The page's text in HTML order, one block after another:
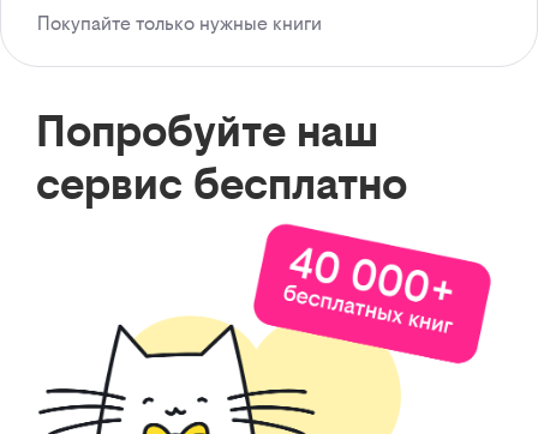
Покупайте только нужные книги
Попробуйте наш
сервис бесплатно